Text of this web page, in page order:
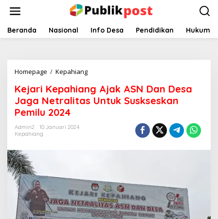
Beranda Nasional Info Desa Pendidikan Hukum
Homepage / KepahiangKejari
Ajak
ASN
Dan
Suskseskan
Kejari Kepahiang Ajak ASN Dan Desa
Jaga Netralitas Untuk Suskseskan
Pemilu 2024
Admin2
10 Januari 2024
Kepahiang